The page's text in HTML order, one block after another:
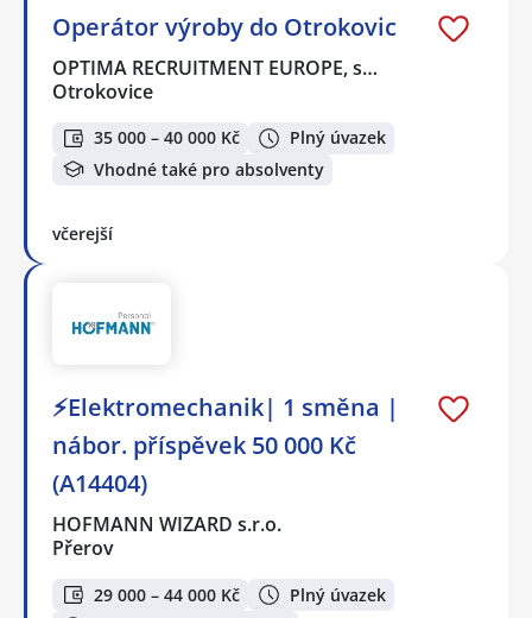
Operátor výroby do Otrokovic
OPTIMA RECRUITMENT EUROPE, s…
Otrokovice
35 000 – 40 000 Kč
Plný úvazek
Vhodné také pro absolventy
včerejší
⚡Elektromechanik| 1 směna |
nábor. příspěvek 50 000 Kč
(A14404)
HOFMANN WIZARD s.r.o.
Přerov
29 000 – 44 000 Kč
Plný úvazek